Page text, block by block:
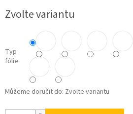
cena:
Zvolte variantu
Typ
fólie
Můžeme doručit do: Zvolte variantu